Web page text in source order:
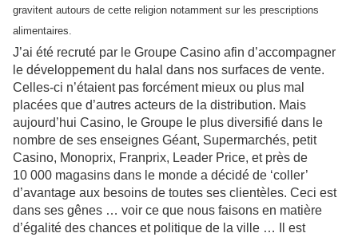
gravitent autours de cette religion notamment sur les prescriptions
alimentaires.
J’ai été recruté par le Groupe Casino afin d’accompagner
le développement du halal dans nos surfaces de vente.
Celles-ci n’étaient pas forcément mieux ou plus mal
placées que d’autres acteurs de la distribution. Mais
aujourd’hui Casino, le Groupe le plus diversifié dans le
nombre de ses enseignes Géant, Supermarchés, petit
Casino, Monoprix, Franprix, Leader Price, et près de
10 000 magasins dans le monde a décidé de ‘coller’
d’avantage aux besoins de toutes ses clientèles. Ceci est
dans ses gênes … voir ce que nous faisons en matière
d’égalité des chances et politique de la ville … Il est